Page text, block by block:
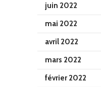
juin 2022
mai 2022
avril 2022
mars 2022
février 2022